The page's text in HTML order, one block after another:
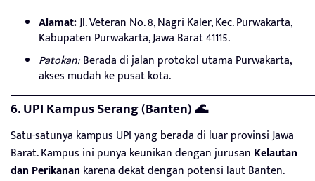
Alamat:Jl. Veteran No. 8, Nagri Kaler, Kec. Purwakarta,
Kabupaten Purwakarta, Jawa Barat 41115.
Patokan:Berada di jalan protokol utama Purwakarta,
akses mudah ke pusat kota.
6. UPI Kampus Serang (Banten) 🌊
Satu-satunya kampus UPI yang berada di luar provinsi Jawa
Barat. Kampus ini punya keunikan dengan jurusan Kelautan
dan Perikanan karena dekat dengan potensi laut Banten.